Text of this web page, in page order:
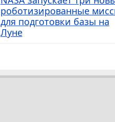
роботизированные
для подготовки базы на
Луне